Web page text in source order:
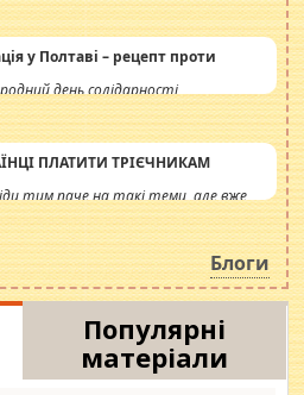
у Полтаві – рецепт проти
день солідарності
ПЛАТИТИ ТРІЄЧНИКАМ
тим паче на такі теми, але вже
сьогоднішні інсенуації
питання. Штучно
соціальна катастрофа.
Блоги
Популярні
матеріали